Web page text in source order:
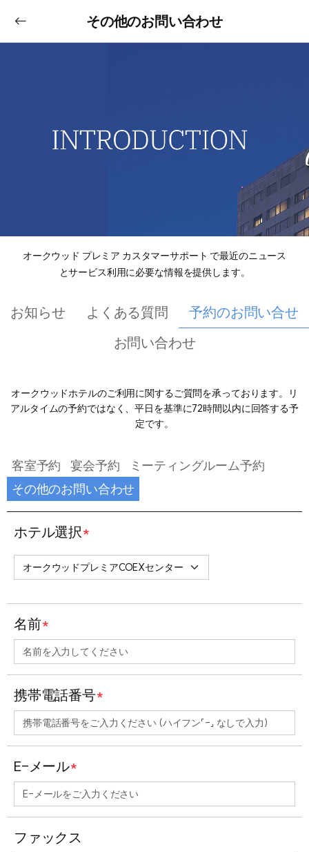
その他のお問い合わせ
オークウッド プレミア カスタマーサポート で最近のニュース
とサービス利用に必要な情報を提供します。
お知らせ よくある質問
予約のお問い合せ
お問い合わせ
オークウッドホテルのご利用に関するご質問を承っております。リ
アルタイムの予約ではなく、平日を基準に72時間以内に回答する予
定です。
客室予約 宴会予約
ミーティングルーム予約
その他のお問い合わせ
ホテル選択*
名前*
携帯電話番号*
E-メール*
ファックス